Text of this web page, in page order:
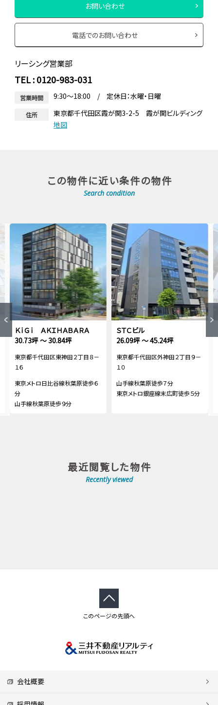
お問い合わせ
電話でのお問い合わせ
リーシング営業部
TEL : 0120-983-031
営業時間 9:30～18:00 / 定休日：水曜・日曜
住所
東京都千代田区霞が関3-2-5 霞が関ビルディング
地図
この物件に近い条件の物件
Search condition
ＫｉＧｉ ＡＫＩＨＡＢＡＲＡ
30.73坪 ～ 30.84坪
東京都千代田区東神田２丁目８－
１６
東京メトロ日比谷線秋葉原徒歩６
分
山手線秋葉原徒歩９分
ＳＴＣビル
26.09坪 ～ 45.24坪
東京都千代田区外神田２丁目９－
１０
山手線秋葉原徒歩７分
東京メトロ銀座線末広町徒歩５分
最近閲覧した物件
Recently viewed
このページの先頭へ
会社概要